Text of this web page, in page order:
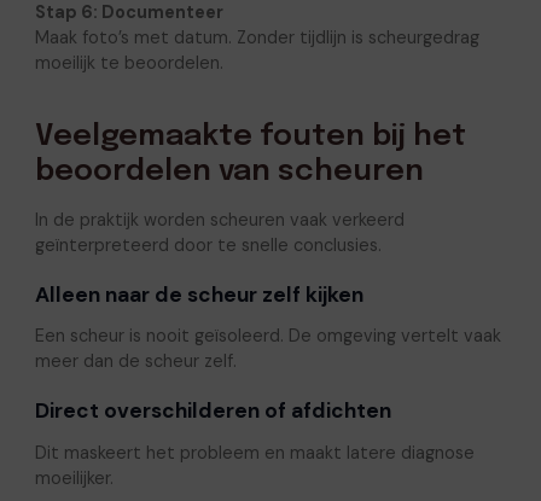
Stap 6: Documenteer
Maak foto’s met datum. Zonder tijdlijn is scheurgedrag
moeilijk te beoordelen.
Veelgemaakte fouten bij het
beoordelen van scheuren
In de praktijk worden scheuren vaak verkeerd
geïnterpreteerd door te snelle conclusies.
Alleen naar de scheur zelf kijken
Een scheur is nooit geïsoleerd. De omgeving vertelt vaak
meer dan de scheur zelf.
Direct overschilderen of afdichten
Dit maskeert het probleem en maakt latere diagnose
moeilijker.